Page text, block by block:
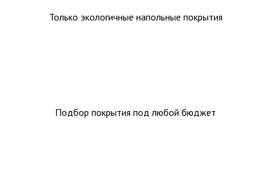
Только экологичные напольные покрытия
Подбор покрытия под любой бюджет